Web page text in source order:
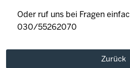
Oder ruf uns bei Fragen
030/55262070
Zurück